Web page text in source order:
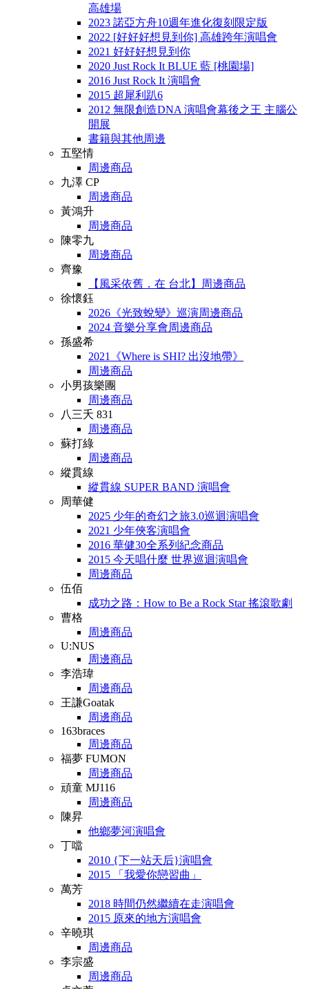
高雄場
2023 諾亞方舟10週年進化復刻限定版
2022 [好好好想見到你] 高雄跨年演唱會
2021 好好好想見到你
2020 Just Rock It BLUE 藍 [桃園場]
2016 Just Rock It 演唱會
2015 超犀利趴6
2012 無限創造DNA 演唱會幕後之王 主腦公
開展
書籍與其他周邊
五堅情
周邊商品
九澤 CP
周邊商品
黃鴻升
周邊商品
陳零九
周邊商品
齊豫
【風采依舊．在 台北】周邊商品
徐懷鈺
2026《光致蛻變》巡演周邊商品
2024 音樂分享會周邊商品
孫盛希
2021《Where is SHI? 出沒地帶》
周邊商品
小男孩樂團
周邊商品
八三夭 831
周邊商品
蘇打綠
周邊商品
縱貫線
縱貫線 SUPER BAND 演唱會
周華健
2025 少年的奇幻之旅3.0巡迴演唱會
2021 少年俠客演唱會
2016 華健30全系列紀念商品
2015 今天唱什麼 世界巡迴演唱會
周邊商品
伍佰
成功之路：How to Be a Rock Star 搖滾歌劇
曹格
周邊商品
U:NUS
周邊商品
李浩瑋
周邊商品
王謙Goatak
周邊商品
163braces
周邊商品
福夢 FUMON
周邊商品
頑童 MJ116
周邊商品
陳昇
他鄉夢河演唱會
丁噹
2010 {下一站天后}演唱會
2015 「我愛你戀習曲」
萬芳
2018 時間仍然繼續在走演唱會
2015 原來的地方演唱會
辛曉琪
周邊商品
李宗盛
周邊商品